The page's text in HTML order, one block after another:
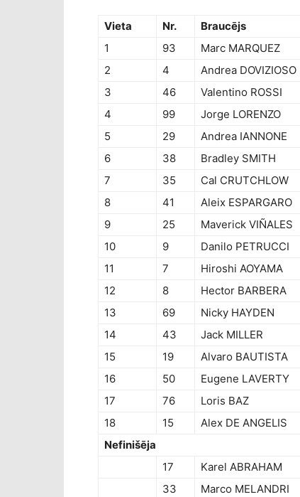
Vieta Nr. Braucējs
1
93 Marc MARQUEZ
2
4 Andrea DOVIZIOSO
3
46 Valentino ROSSI
4
99 Jorge LORENZO
5
29 Andrea IANNONE
6
38 Bradley SMITH
7
35 Cal CRUTCHLOW
8
41 Aleix ESPARGARO
9
25 Maverick VIÑALES
10
9 Danilo PETRUCCI
11
7 Hiroshi AOYAMA
12
8 Hector BARBERA
13
69 Nicky HAYDEN
14
43 Jack MILLER
15
19 Alvaro BAUTISTA
16
50 Eugene LAVERTY
17
76 Loris BAZ
18
15 Alex DE ANGELIS
Nefinišēja
17
Karel ABRAHAM
33
Marco MELANDRI